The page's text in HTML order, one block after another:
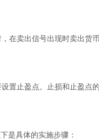
在卖出信号出现时卖出货币
置止盈点。止损和止盈点
是具体的实施步骤：